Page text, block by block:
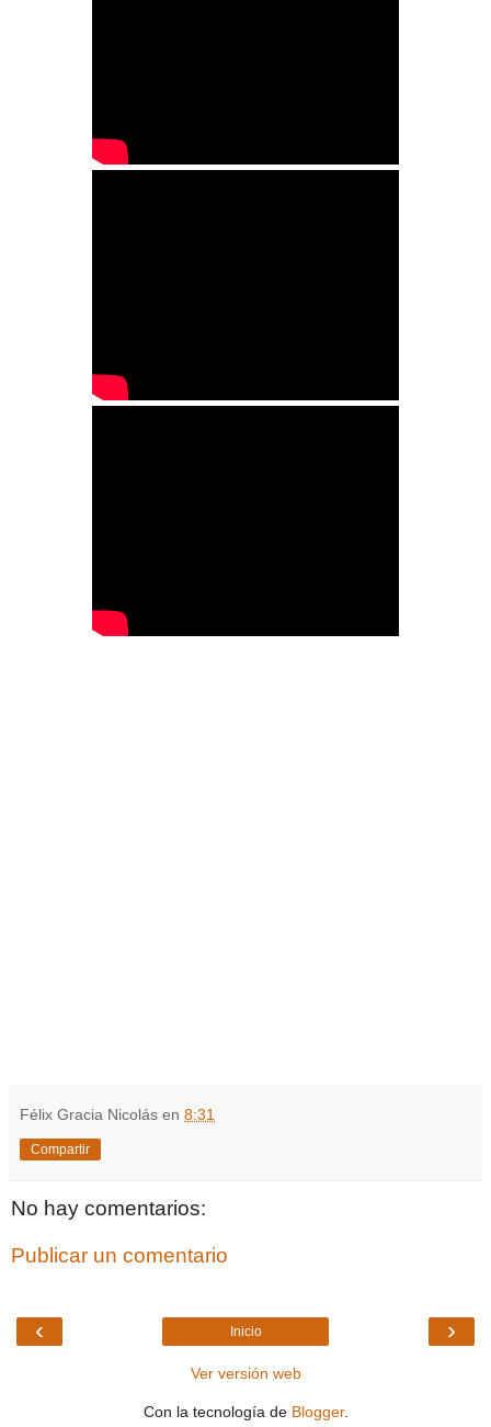
Félix Gracia Nicolás en 8:31
Compartir
No hay comentarios:
Publicar un comentario
‹ ›
Inicio
Ver versión web
Con la tecnología de Blogger.